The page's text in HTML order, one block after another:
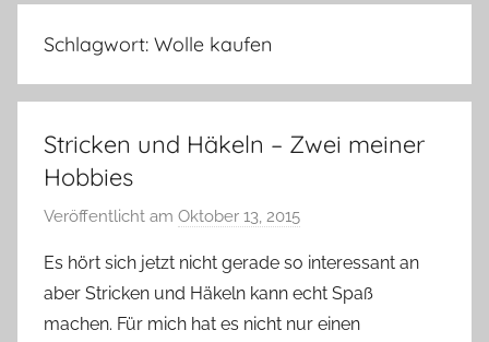
–
Lifestyle,
Produkttests
vieles
mehr
Schlagwort: Wolle kaufen
Stricken und Häkeln – Zwei meiner
Hobbies
Veröffentlicht am Oktober 13, 2015
n
Y
v
Es hört sich jetzt nicht gerade so interessant an
aber Stricken und Häkeln kann echt Spaß
machen. Für mich hat es nicht nur einen